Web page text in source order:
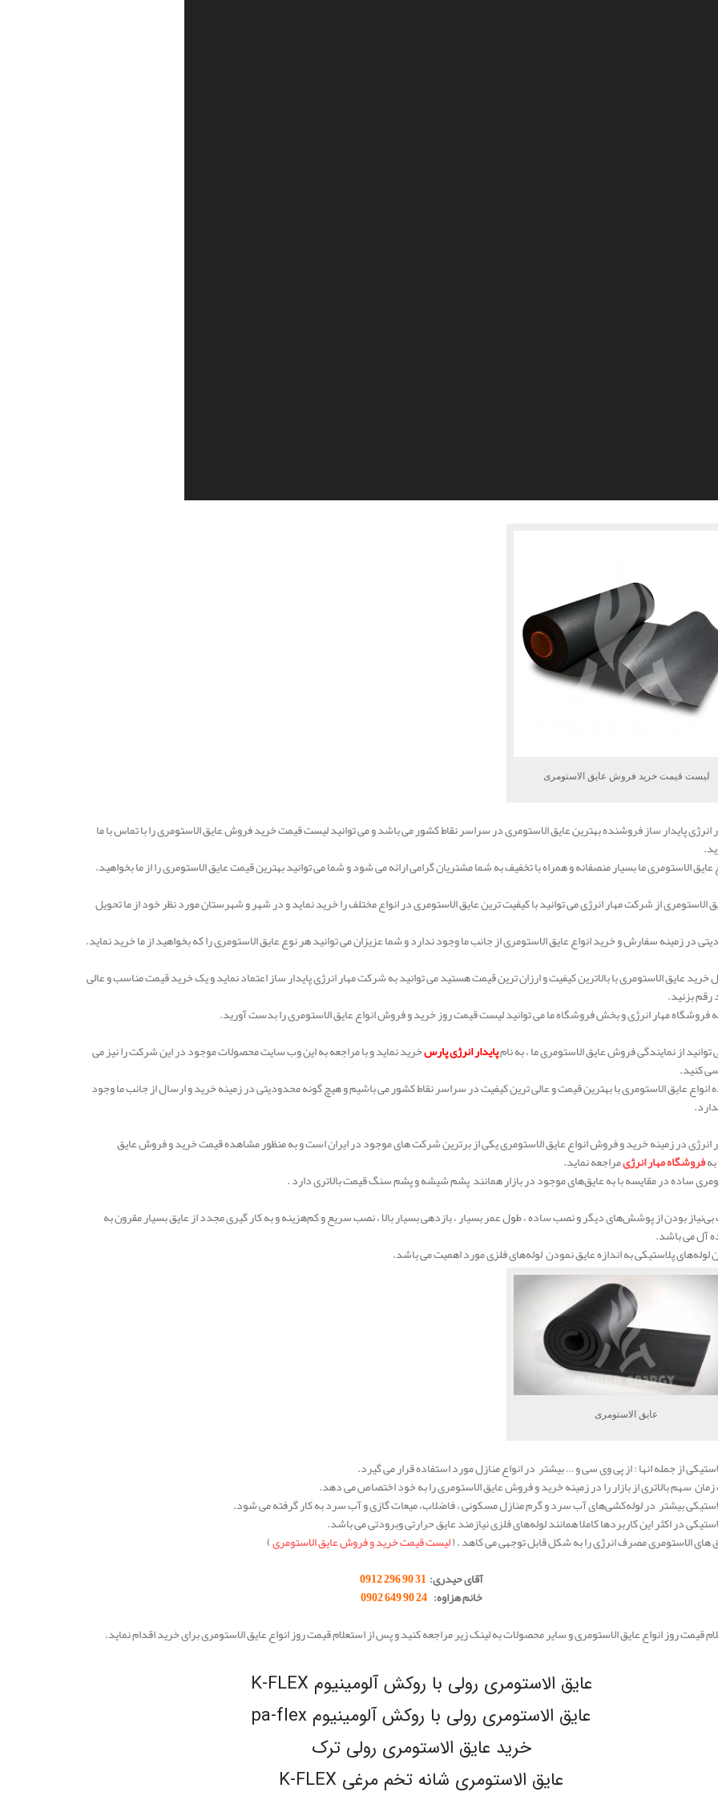
لیست قیمت خرید فروش عایق الاستومری
پایدار ساز فروشنده بهترین عایق الاستومری در سراسر نقاط کشور می باشد و می توانید لیست قیمت خرید فروش عایق الاستومری را با تماس با ما
عایق الاستومری ما بسیار منصفانه و همراه با تخفیف به شما مشتریان گرامی ارائه می شود و شما می توانید بهترین قیمت عایق الاستومری را از ما بخواهید.
الاستومری از شرکت مهار انرژی می توانید با کیفیت ترین عایق الاستومری در انواع مختلف را خرید نماید و در شهر و شهرستان مورد نظر خود از ما تحویل
در زمینه سفارش و خرید انواع عایق الاستومری از جانب ما وجود ندارد و شما عزیزان می توانید هر نوع عایق الاستومری را که بخواهید از ما خرید نماید.
خرید عایق الاستومری با بالاترین کیفیت و ارزان ترین قیمت هستید می توانید به شرکت مهار انرژی پایدار ساز اعتماد نماید و یک خرید قیمت مناسب و عالی
رقم بزنید.
فروشگاه مهار انرژی و بخش فروشگاه ما می توانید لیست قیمت روز خرید و فروش انواع عایق الاستومری را بدست آورید.
از نمایندگی فروش عایق الاستومری ما ، به نامپایدار انرژی پارسخرید نماید و با مراجعه به این وب سایت محصولات موجود در این شرکت را نیز می
کنید.
انواع عایق الاستومری با بهترین قیمت و عالی ترین کیفیت در سراسر نقاط کشور می باشیم و هیچ گونه محدودیتی در زمینه خرید و ارسال از جانب ما وجود
در زمینه خرید و فروش انواع عایق الاستومری یکی از برترین شرکت های موجود در ایران است و به منظور مشاهده قیمت خرید و فروش عایق
فروشگاه مهار انرژیمراجعه نماید.
ساده در مقایسه با به عایق‌های موجود در بازار همانند پشم شیشه و پشم سنگ قیمت بالاتری دارد .
بودن از پوشش‌های دیگر و نصب ساده ، طول عمر بسیار ، بازدهی بسیار بالا ، نصب سریع و کم‌هزینه و به کار گیری مجدد از عایق بسیار مقرون به
آل می باشد.
لوله‌های پلاستیکی به اندازه عایق نمودن لوله‌های فلزی مورد اهمیت می باشد.
عایق الاستومری
از جمله انها : از پی وی سی و … بیشتر در انواع منازل مورد استفاده قرار می گیرد.
سهم بالاتری از بازار را در زمینه خرید و فروش عایق الاستومری را به خود اختصاص می دهد.
بیشتر در لوله‌کشی‌های آب سرد و گرم منازل مسکونی ، فاضلاب، میعات گازی و آب سرد به کار گرفته می شود.
در اکثر این کاربردها کاملا همانند لوله‌های فلزی نیازمند عایق حرارتی وبرودتی می باشد.
های الاستومری مصرف انرژی را به شکل قابل توجهی می کاهد . (لیست قیمت خرید و فروش عایق الاستومری)
آقای حیدری:31 90 296 0912
خانم هزاوه:24 90 649 0902
قیمت روز انواع عایق الاستومری و سایر محصولات به لینک زیر مراجعه کنید و پس از استعلام قیمت روز انواع عایق الاستومری برای خرید اقدام نماید.
عایق الاستومری رولی با روکش آلومینیوم K-FLEX
عایق الاستومری رولی با روکش آلومینیوم pa-flex
خرید عایق الاستومری رولی ترک
عایق الاستومری شانه تخم مرغی K-FLEX